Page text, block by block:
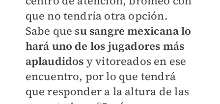
que no tendría otra opción.
Sabe que su sangre mexicana lo
hará uno de los jugadores más
aplaudidos y vitoreados en ese
encuentro, por lo que tendrá
que responder a la altura de las